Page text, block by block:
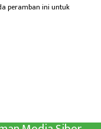
peramban ini untuk